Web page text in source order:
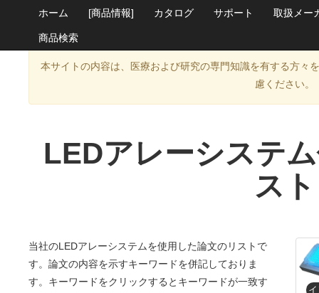
ホーム [商品情報] カタログ サポート 取扱メー
商品検索
本サイトの内容は、医療および研究の専門知識を有する方々
慮ください。
LEDアレーシステ
スト
当社のLEDアレーシステムを使用した論文のリストで
す。論文の内容を示すキーワードを併記しておりま
す。キーワードをクリックするとキーワードが一致す